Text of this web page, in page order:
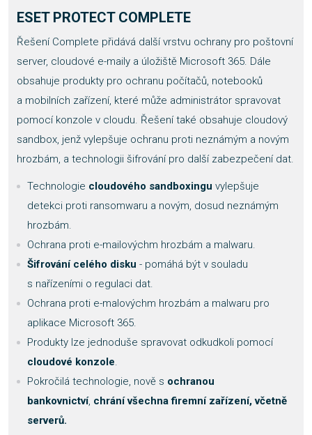
ESET PROTECT COMPLETE
Řešení Complete přidává další vrstvu ochrany pro poštovní
server, cloudové e-maily a úložiště Microsoft 365. Dále
obsahuje produkty pro ochranu počítačů, notebooků
a mobilních zařízení, které může administrátor spravovat
pomocí konzole v cloudu. Řešení také obsahuje cloudový
sandbox, jenž vylepšuje ochranu proti neznámým a novým
hrozbám, a technologii šifrování pro další zabezpečení dat.
Technologie cloudového sandboxingu vylepšuje
detekci proti ransomwaru a novým, dosud neznámým
hrozbám.
Ochrana proti e-mailovýchm hrozbám a malwaru.
Šifrování celého disku - pomáhá být v souladu
s nařízeními o regulaci dat.
Ochrana proti e-malovýchm hrozbám a malwaru pro
aplikace Microsoft 365.
Produkty lze jednoduše spravovat odkudkoli pomocí
cloudové konzole.
Pokročilá technologie, nově s ochranou
bankovnictví, chrání všechna firemní zařízení, včetně
serverů.